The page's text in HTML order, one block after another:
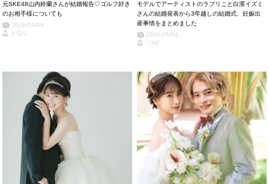
元SKE48山内鈴蘭さんが結婚報告♡ゴルフ好き
のお相手様についても
2026/05/04
かなに
モデルでアーティストのラブリこと白濱イズミ
さんの結婚発表から3年越しの結婚式、妊娠出
産事情をまとめました
2026/05/04
♡mii